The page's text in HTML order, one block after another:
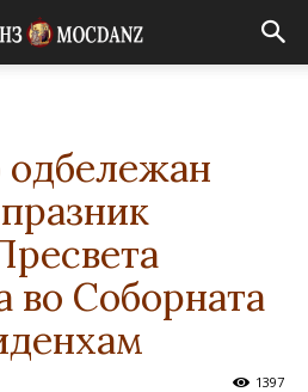
во Соборната
1397